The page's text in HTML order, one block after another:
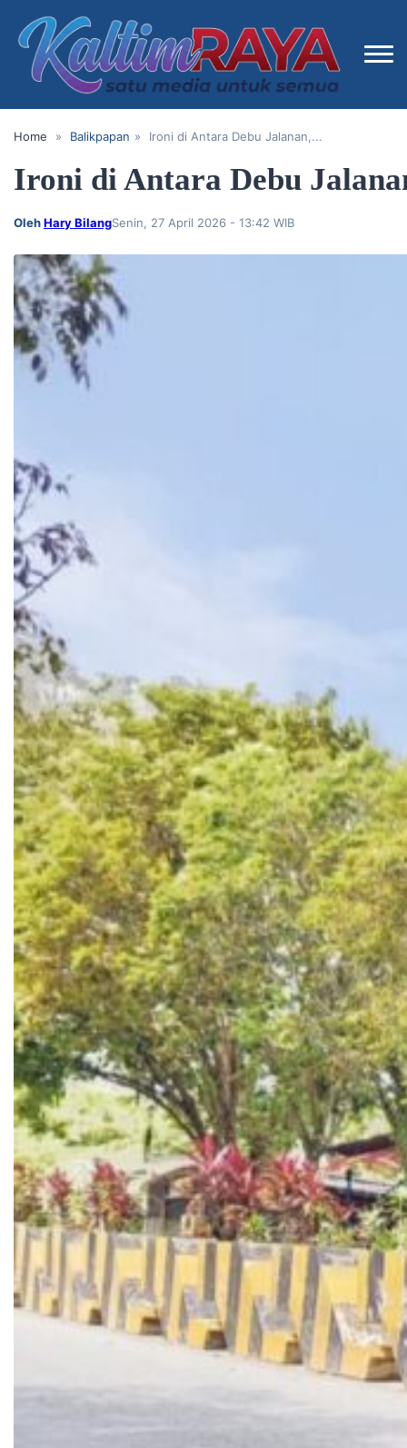
Home » Balikpapan » Ironi di Antara Debu Jalanan,...
Ironi di Antara Debu
OlehHary BilangSenin, 27 April 2026 - 13:42 WIB